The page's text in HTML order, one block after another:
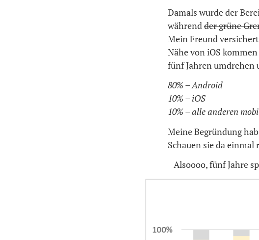
Damals wurde der
währendder grüne
Mein Freund
Nähe von iOS
fünf Jahren umdrehen
80% – Android
10% – iOS
10% – alle anderen
Meine Begründung
Schauen sie da
Alsoooo, fünf Jahre